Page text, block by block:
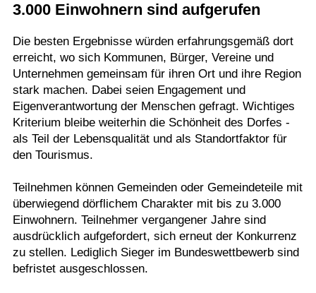
3.000 Einwohnern sind aufgerufen
Die besten Ergebnisse würden erfahrungsgemäß dort
erreicht, wo sich Kommunen, Bürger, Vereine und
Unternehmen gemeinsam für ihren Ort und ihre Region
stark machen. Dabei seien Engagement und
Eigenverantwortung der Menschen gefragt. Wichtiges
Kriterium bleibe weiterhin die Schönheit des Dorfes -
als Teil der Lebensqualität und als Standortfaktor für
den Tourismus.
Teilnehmen können Gemeinden oder Gemeindeteile mit
überwiegend dörflichem Charakter mit bis zu 3.000
Einwohnern. Teilnehmer vergangener Jahre sind
ausdrücklich aufgefordert, sich erneut der Konkurrenz
zu stellen. Lediglich Sieger im Bundeswettbewerb sind
befristet ausgeschlossen.